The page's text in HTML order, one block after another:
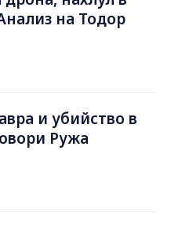
на Тодор
и убийство в
Ружа